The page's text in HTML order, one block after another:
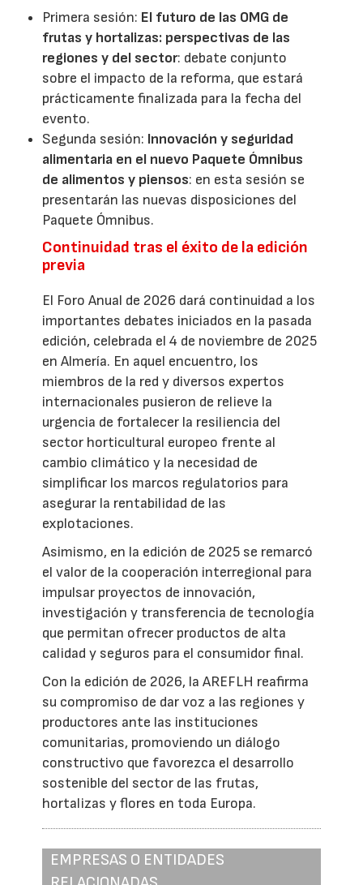
Primera sesión: El futuro de las OMG de
frutas y hortalizas: perspectivas de las
regiones y del sector: debate conjunto
sobre el impacto de la reforma, que estará
prácticamente finalizada para la fecha del
evento.
Segunda sesión: Innovación y seguridad
alimentaria en el nuevo Paquete Ómnibus
de alimentos y piensos: en esta sesión se
presentarán las nuevas disposiciones del
Paquete Ómnibus.
Continuidad tras el éxito de la edición
previa
El Foro Anual de 2026 dará continuidad a los
importantes debates iniciados en la pasada
edición, celebrada el 4 de noviembre de 2025
en Almería. En aquel encuentro, los
miembros de la red y diversos expertos
internacionales pusieron de relieve la
urgencia de fortalecer la resiliencia del
sector horticultural europeo frente al
cambio climático y la necesidad de
simplificar los marcos regulatorios para
asegurar la rentabilidad de las
explotaciones.
Asimismo, en la edición de 2025 se remarcó
el valor de la cooperación interregional para
impulsar proyectos de innovación,
investigación y transferencia de tecnología
que permitan ofrecer productos de alta
calidad y seguros para el consumidor final.
Con la edición de 2026, la AREFLH reafirma
su compromiso de dar voz a las regiones y
productores ante las instituciones
comunitarias, promoviendo un diálogo
constructivo que favorezca el desarrollo
sostenible del sector de las frutas,
hortalizas y flores en toda Europa.
EMPRESAS O ENTIDADES